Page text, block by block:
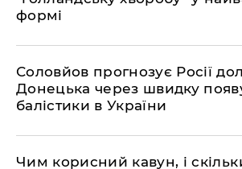
формі
Соловйов прогнозує Росії
Донецька через швидку
балістики в України
Чим корисний кавун, і